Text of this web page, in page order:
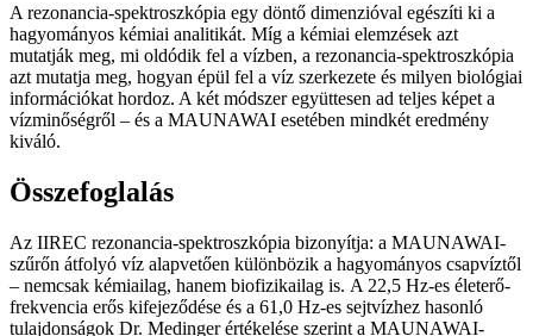
A rezonancia-spektroszkópia egy döntő dimenzióval egészíti ki a
hagyományos kémiai analitikát. Míg a kémiai elemzések azt
mutatják meg, mi oldódik fel a vízben, a rezonancia-spektroszkópia
azt mutatja meg, hogyan épül fel a víz szerkezete és milyen biológiai
információkat hordoz. A két módszer együttesen ad teljes képet a
vízminőségről – és a MAUNAWAI esetében mindkét eredmény
kiváló.
Összefoglalás
Az IIREC rezonancia-spektroszkópia bizonyítja: a MAUNAWAI-
szűrőn átfolyó víz alapvetően különbözik a hagyományos csapvíztől
– nemcsak kémiailag, hanem biofizikailag is. A 22,5 Hz-es életerő-
frekvencia erős kifejeződése és a 61,0 Hz-es sejtvízhez hasonló
tulajdonságok Dr. Medinger értékelése szerint a MAUNAWAI-